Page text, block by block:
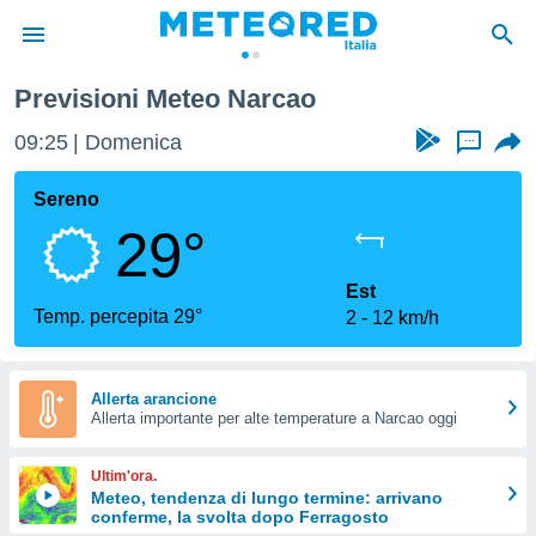
di
per
le
di
Web
le
Previsioni Meteo Narcao
09:25 Domenica ...
Sereno
29°
Temp. percepita 29°
Est
2
12 km/h
Allerta arancione
Allerta importante per alte temperature a Narcao oggi
Ultim'ora.
Meteo, tendenza di lungo termine: arrivano
conferme, la svolta dopo Ferragosto